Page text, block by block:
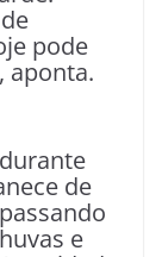
pode
aponta.
de
e